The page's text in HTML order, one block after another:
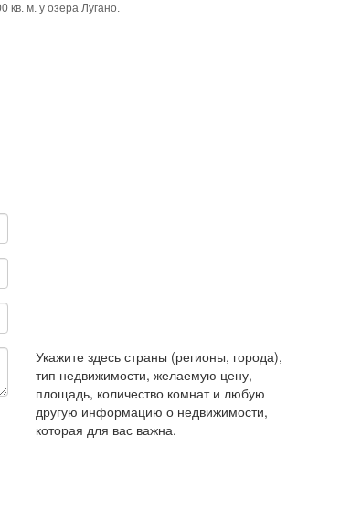
м. у озера Лугано.
Укажите здесь страны (регионы, города),
тип недвижимости, желаемую цену,
площадь, количество комнат и любую
другую информацию о недвижимости,
которая для вас важна.